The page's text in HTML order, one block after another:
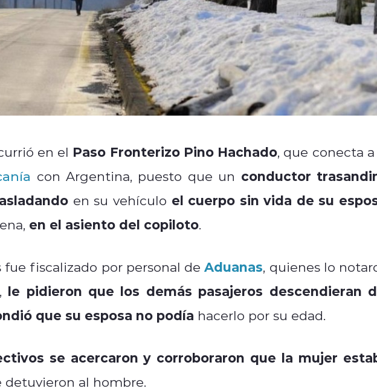
en el Paso Fronterizo Pino Hachado, que conecta
con Argentina, puesto que un conductor
en su vehículo el cuerpo sin vida de su
en el asiento del copiloto.
fue fiscalizado por personal deAduanas, quienes lo
le pidieron que los demás pasajeros descendieran
que su esposa no podía hacerlo por su edad.
se acercaron y corroboraron que la mujer
detuvieron al hombre.